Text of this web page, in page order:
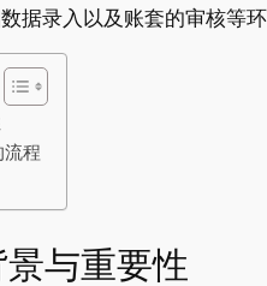
据录入以及账套的审核等
程
与重要性